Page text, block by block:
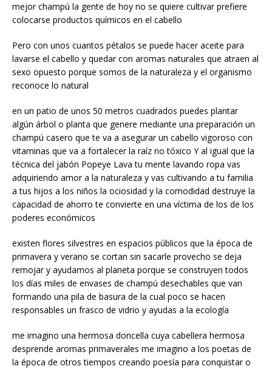
mejor champú la gente de hoy no se quiere cultivar prefiere
colocarse productos químicos en el cabello
Pero con unos cuantos pétalos se puede hacer aceite para
lavarse el cabello y quedar con aromas naturales que atraen al
sexo opuesto porque somos de la naturaleza y el organismo
reconoce lo natural
en un patio de unos 50 metros cuadrados puedes plantar
algún árbol o planta que genere mediante una preparación un
champú casero que te va a asegurar un cabello vigoroso con
vitaminas que va a fortalecer la raíz no tóxico Y al igual que la
técnica del jabón Popeye Lava tu mente lavando ropa vas
adquiriendo amor a la naturaleza y vas cultivando a tu familia
a tus hijos a los niños la ociosidad y la comodidad destruye la
capacidad de ahorro te convierte en una víctima de los de los
poderes económicos
existen flores silvestres en espacios públicos que la época de
primavera y verano se cortan sin sacarle provecho se deja
remojar y ayudamos al planeta porque se construyen todos
los días miles de envases de champú desechables que van
formando una pila de basura de la cual poco se hacen
responsables un frasco de vidrio y ayudas a la ecología
me imagino una hermosa doncella cuya cabellera hermosa
desprende aromas primaverales me imagino a los poetas de
la época de otros tiempos creando poesía para conquistar o